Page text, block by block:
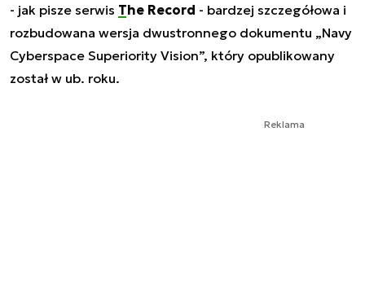
- jak pisze serwis The Record - bardzej szczegółowa i
rozbudowana wersja dwustronnego dokumentu „Navy
Cyberspace Superiority Vision”, który opublikowany
został w ub. roku.
Reklama